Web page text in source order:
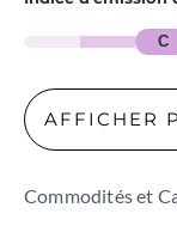
C
AFFICHER
Commodités et